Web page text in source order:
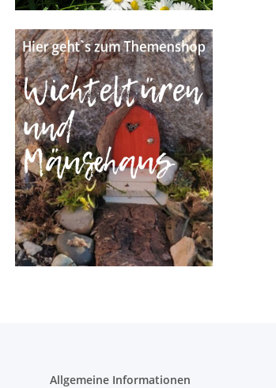
Allgemeine Informationen